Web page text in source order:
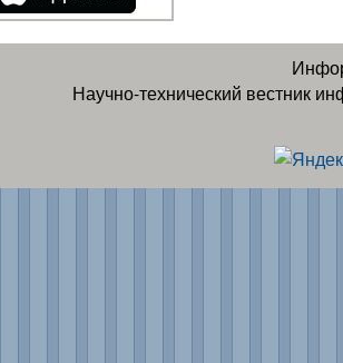
Научно-технический вестник